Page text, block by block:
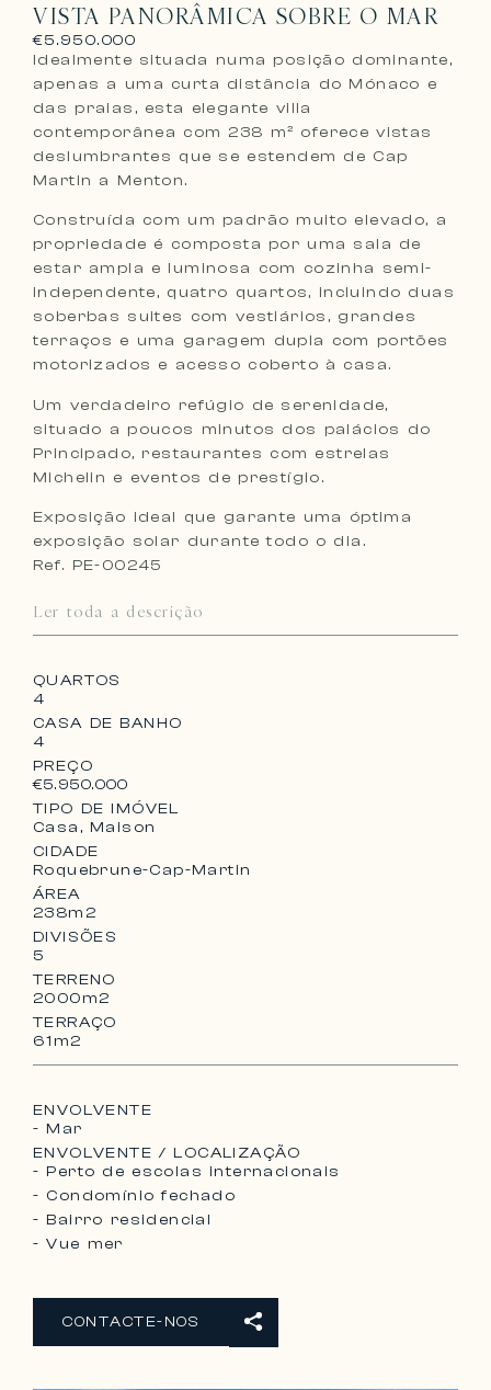
VISTA PANORÂMICA SOBRE O MAR
€5.950.000
Idealmente situada numa posição dominante,
apenas a uma curta distância do Mónaco e
das praias, esta elegante villa
contemporânea com 238 m² oferece vistas
deslumbrantes que se estendem de Cap
Martin a Menton.
Construída com um padrão muito elevado, a
propriedade é composta por uma sala de
estar ampla e luminosa com cozinha semi-
independente, quatro quartos, incluindo duas
soberbas suites com vestiários, grandes
terraços e uma garagem dupla com portões
motorizados e acesso coberto à casa.
Um verdadeiro refúgio de serenidade,
situado a poucos minutos dos palácios do
Principado, restaurantes com estrelas
Michelin e eventos de prestígio.
Exposição ideal que garante uma óptima
exposição solar durante todo o dia.
Ref. PE-00245
Ler toda a descrição
QUARTOS
4
CASA DE BANHO
4
PREÇO
€5.950.000
TIPO DE IMÓVEL
Casa, Maison
CIDADE
Roquebrune-Cap-Martin
ÁREA
238m2
DIVISÕES
5
TERRENO
2000m2
TERRAÇO
61m2
ENVOLVENTE
- Mar
ENVOLVENTE / LOCALIZAÇÃO
- Perto de escolas internacionais
- Condomínio fechado
- Bairro residencial
- Vue mer
CONTACTE-NOS